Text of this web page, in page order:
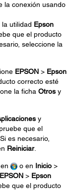
la conexión usando
la utilidad Epson
que el producto
seleccione la
EPSON > Epson
correcto esté
la ficha Otros y
y
que el
es necesario,
Reiniciar.
o en Inicio >
EPSON > Epson
que el producto